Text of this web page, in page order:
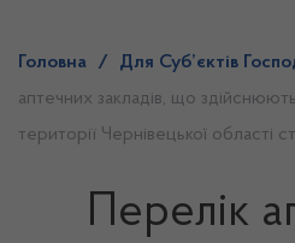
Головна / Для Суб’єктів
аптечних закладів, що здійснюють
території Чернівецької області
Перелік